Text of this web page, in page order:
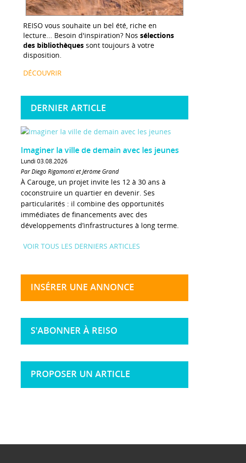
REISO vous souhaite un bel été, riche en
lecture... Besoin d'inspiration? Nos sélections
des bibliothèques sont toujours à votre
disposition.
DÉCOUVRIR
DERNIER ARTICLE
Imaginer la ville de demain avec les jeunes
Lundi 03.08.2026
Par Diego Rigamonti et Jérôme Grand
À Carouge, un projet invite les 12 à 30 ans à
coconstruire un quartier en devenir. Ses
particularités : il combine des opportunités
immédiates de financements avec des
développements d’infrastructures à long terme.
VOIR TOUS LES DERNIERS ARTICLES
INSÉRER UNE ANNONCE
S'ABONNER À REISO
PROPOSER UN ARTICLE